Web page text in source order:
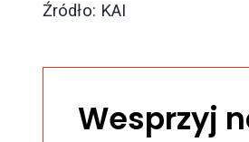
Źródło: KAI
Wesprzyj